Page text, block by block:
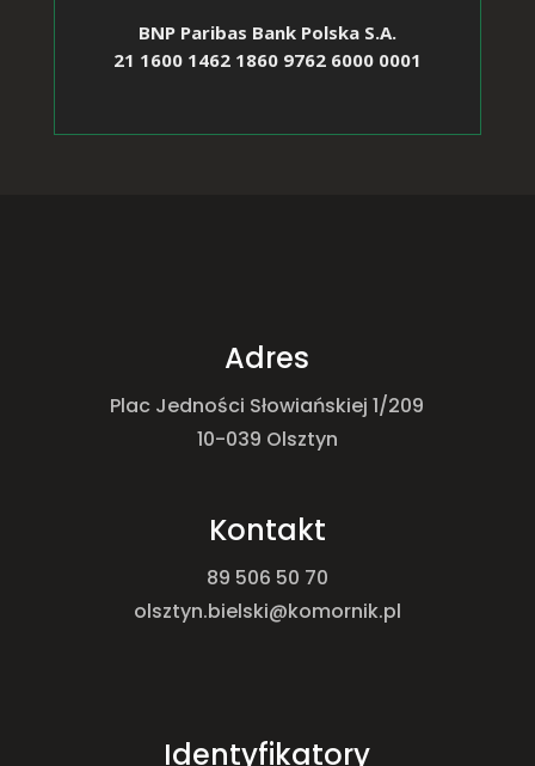
BNP Paribas Bank Polska S.A.
21 1600 1462 1860 9762 6000 0001
Adres
Plac Jedności Słowiańskiej 1/209
10-039 Olsztyn
Kontakt
89 506 50 70
olsztyn.bielski@komornik.pl
Identyfikatory